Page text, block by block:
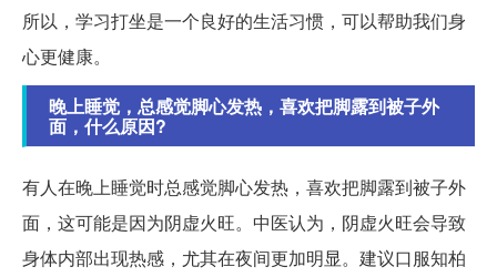
所以，学习打坐是一个良好的生活习惯，可以帮助我们身
心更健康。
晚上睡觉，总感觉脚心发热，喜欢把脚露到被子外
面，什么原因?
有人在晚上睡觉时总感觉脚心发热，喜欢把脚露到被子外
面，这可能是因为阴虚火旺。中医认为，阴虚火旺会导致
身体内部出现热感，尤其在夜间更加明显。建议口服知柏